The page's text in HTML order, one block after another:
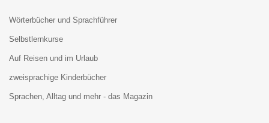
Wörterbücher und Sprachführer
Selbstlernkurse
Auf Reisen und im Urlaub
zweisprachige Kinderbücher
Sprachen, Alltag und mehr - das Magazin